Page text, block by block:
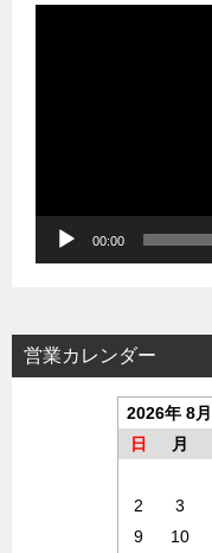
00:00
営業カレンダー
2026年 8月
日
月
2
3
9
10